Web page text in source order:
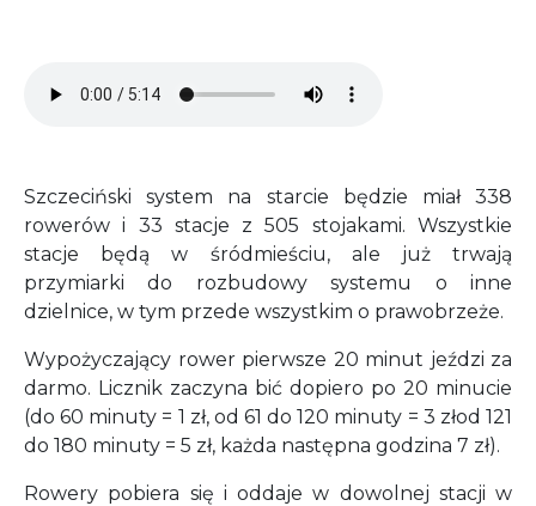
Szczeciński system na starcie będzie miał 338
rowerów i 33 stacje z 505 stojakami. Wszystkie
stacje będą w śródmieściu, ale już trwają
przymiarki do rozbudowy systemu o inne
dzielnice, w tym przede wszystkim o prawobrzeże.
Wypożyczający rower pierwsze 20 minut jeździ za
darmo. Licznik zaczyna bić dopiero po 20 minucie
(do 60 minuty = 1 zł, od 61 do 120 minuty = 3 złod 121
do 180 minuty = 5 zł, każda następna godzina 7 zł).
Rowery pobiera się i oddaje w dowolnej stacji w